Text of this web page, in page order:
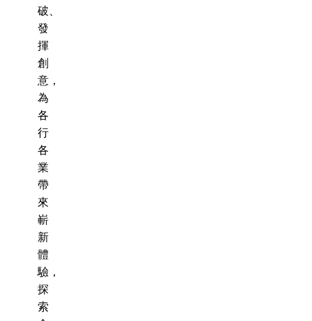
破、
發
揮
創
意，
為
各
行
各
業
帶
來
嶄
新
體
驗，
探
索